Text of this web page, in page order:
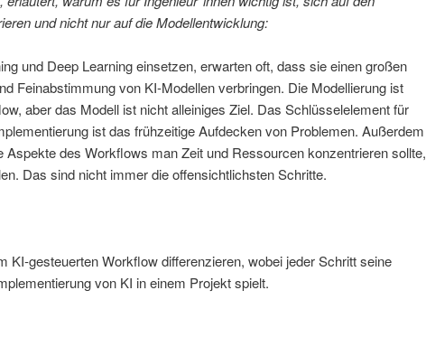
und nicht nur auf die Modellentwicklung:
und Deep Learning einsetzen, erwarten oft, dass sie einen großen
Feinabstimmung von KI-Modellen verbringen. Die Modellierung ist
aber das Modell ist nicht alleiniges Ziel. Das Schlüsselelement für
ist das frühzeitige Aufdecken von Problemen. Außerdem
des Workflows man Zeit und Ressourcen konzentrieren sollte,
Das sind nicht immer die offensichtlichsten Schritte.
KI-gesteuerten Workflow differenzieren, wobei jeder Schritt seine
von KI in einem Projekt spielt.